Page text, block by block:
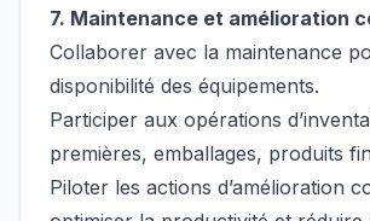
7. Maintenance et amélioration
Collaborer avec la maintenance
disponibilité des équipements.
Participer aux opérations
premières, emballages, produits
Piloter les actions d’amélioration